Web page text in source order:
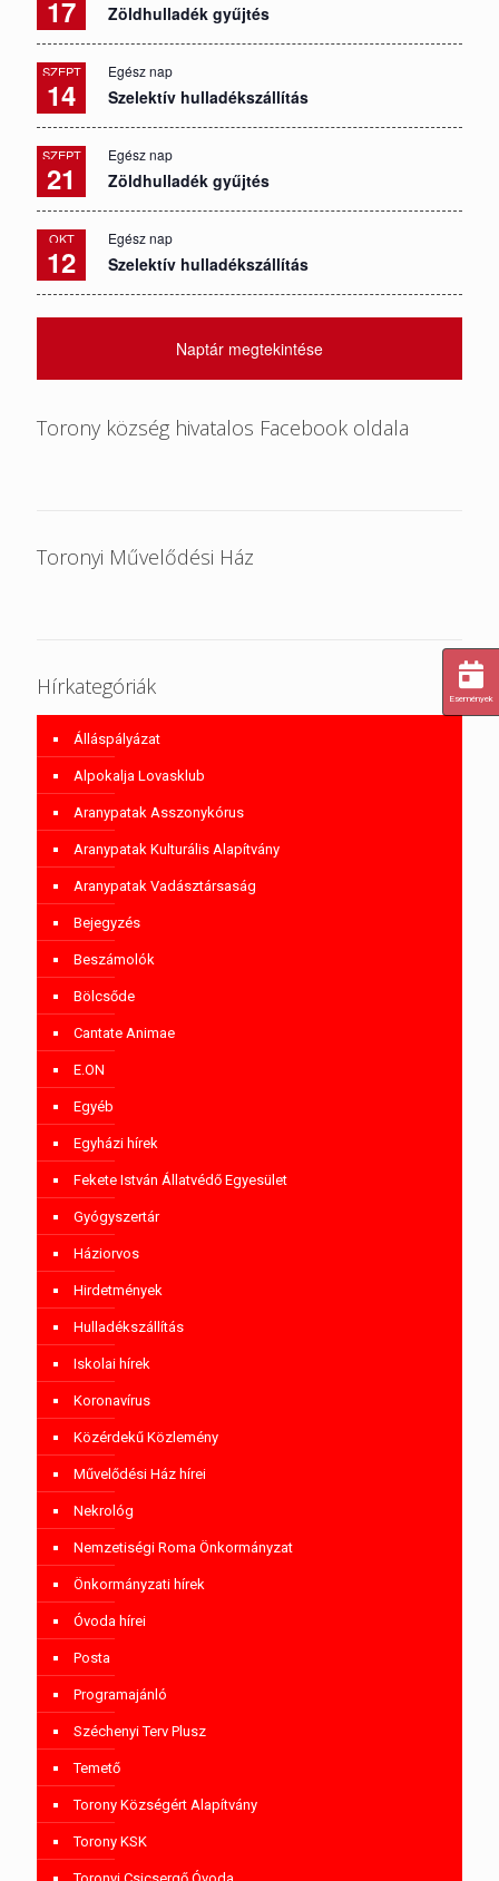
17 Zöldhulladék gyűjtés
SZEPT
14
Egész nap
Szelektív hulladékszállítás
SZEPT
21
Egész nap
Zöldhulladék gyűjtés
OKT
12
Egész nap
Szelektív hulladékszállítás
Naptár megtekintése
Torony község hivatalos Facebook oldala
Toronyi Művelődési Ház
Hírkategóriák
Álláspályázat
Alpokalja Lovasklub
Aranypatak Asszonykórus
Aranypatak Kulturális Alapítvány
Aranypatak Vadásztársaság
Bejegyzés
Beszámolók
Bölcsőde
Cantate Animae
E.ON
Egyéb
Egyházi hírek
Fekete István Állatvédő Egyesület
Gyógyszertár
Háziorvos
Hirdetmények
Hulladékszállítás
Iskolai hírek
Koronavírus
Közérdekű Közlemény
Művelődési Ház hírei
Nekrológ
Nemzetiségi Roma Önkormányzat
Önkormányzati hírek
Óvoda hírei
Posta
Programajánló
Széchenyi Terv Plusz
Temető
Torony Községért Alapítvány
Torony KSK
Események